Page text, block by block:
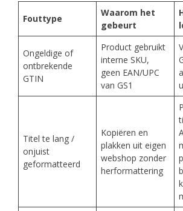
Fouttype
Waarom het
gebeurt
Ongeldige of
ontbrekende
GTIN
Product gebruikt
interne SKU,
geen EAN/UPC
van GS1
Titel te lang /
onjuist
geformatteerd
Kopiëren en
plakken uit eigen
webshop zonder
herformattering